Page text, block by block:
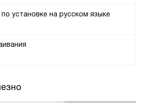
установке на русском языке